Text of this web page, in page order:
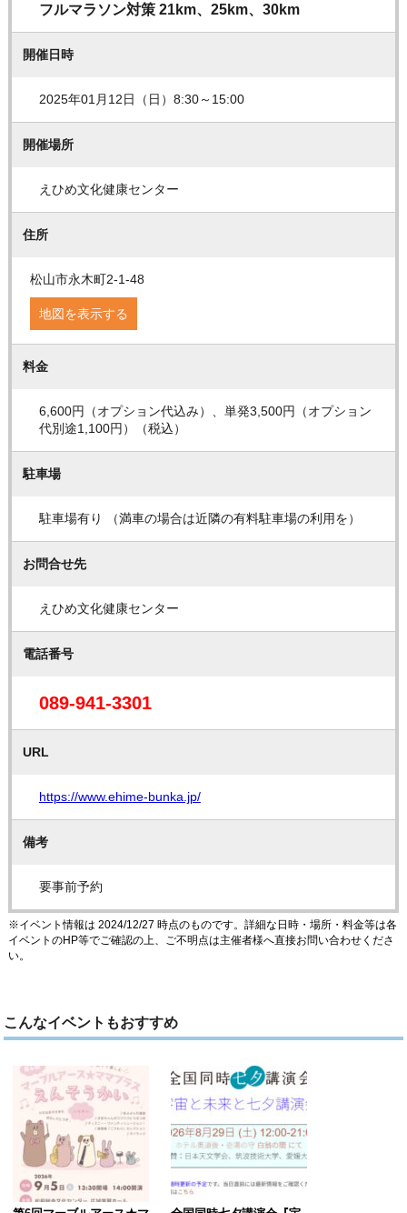
フルマラソン対策 21km、25km、30km
開催日時
2025年01月12日（日）8:30～15:00
開催場所
えひめ文化健康センター
住所
松山市永木町2-1-48
地図を表示する
料金
6,600円（オプション代込み）、単発3,500円（オプション
代別途1,100円）（税込）
駐車場
駐車場有り （満車の場合は近隣の有料駐車場の利用を）
お問合せ先
えひめ文化健康センター
電話番号
089-941-3301
URL
https://www.ehime-bunka.jp/
備考
要事前予約
※イベント情報は 2024/12/27 時点のものです。詳細な日時・場所・料金等は各
イベントのHP等でご確認の上、ご不明点は主催者様へ直接お問い合わせくださ
い。
こんなイベントもおすすめ